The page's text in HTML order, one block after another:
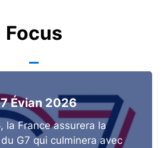
Focus
Évian 2026
la France assurera la
G7 qui culminera avec